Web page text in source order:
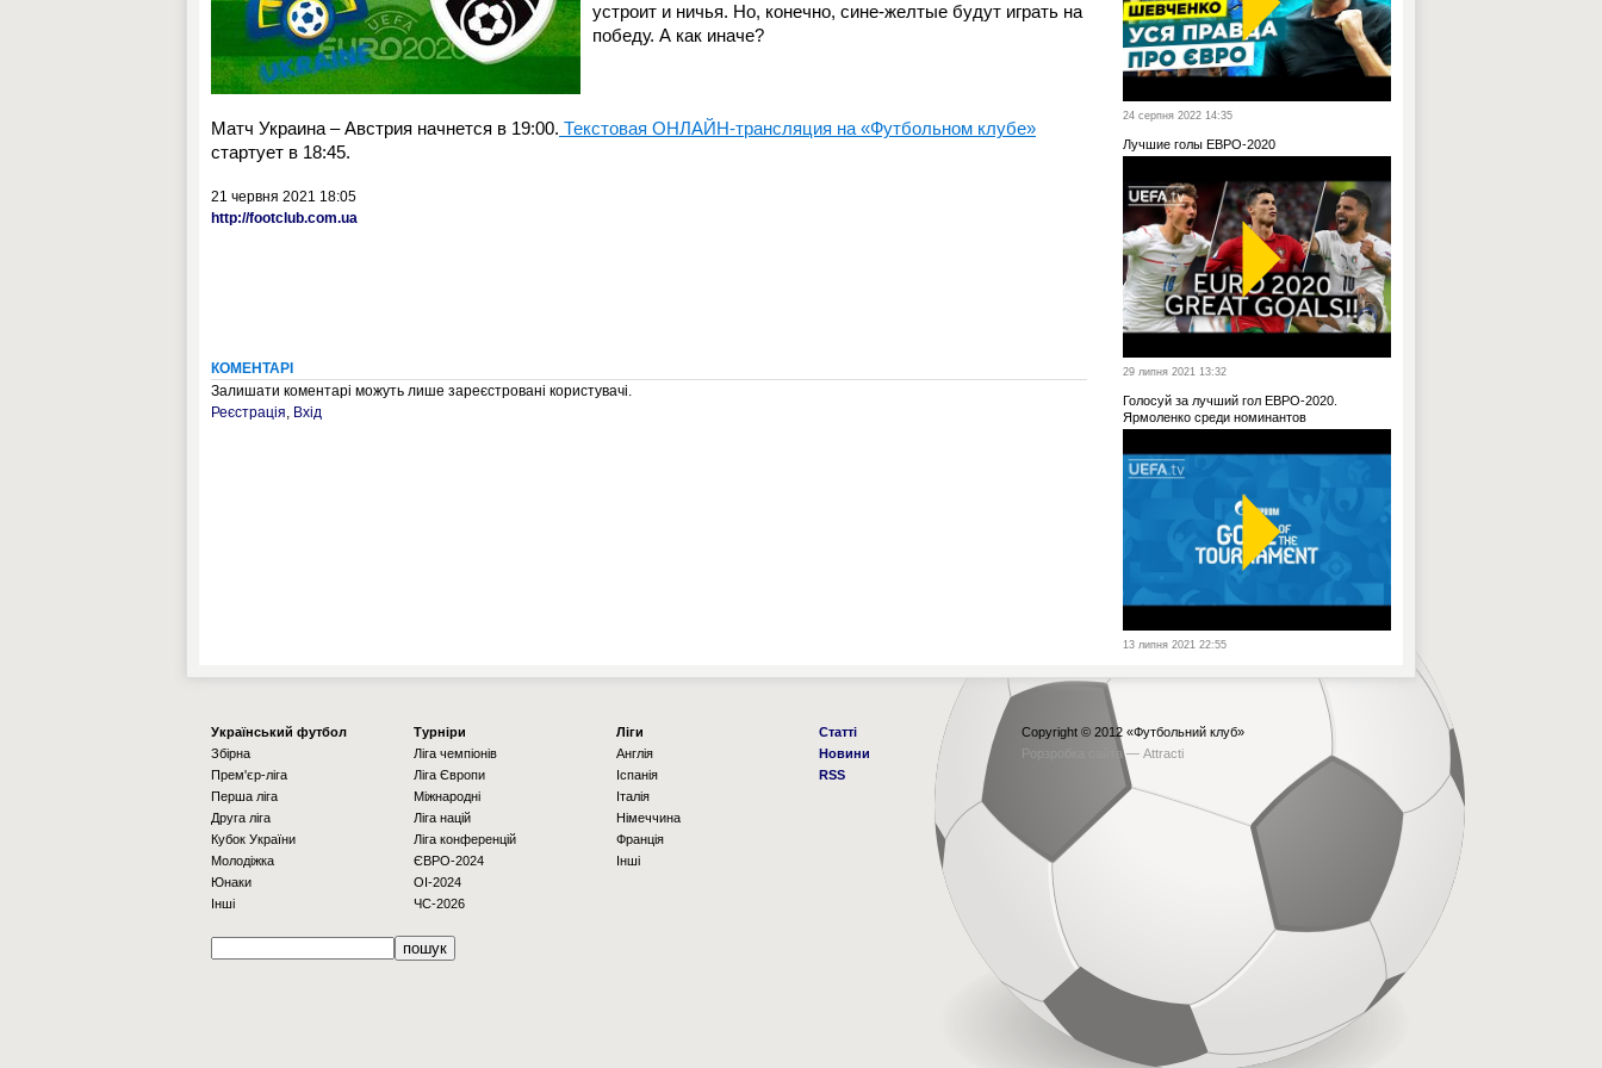
устроит и ничья. Но, конечно, сине-желтые будут играть на
победу. А как иначе?
Матч Украина – Австрия начнется в 19:00. Текстовая ОНЛАЙН-трансляция на «Футбольном клубе»
стартует в 18:45.
21 червня 2021 18:05
http://footclub.com.ua
КОМЕНТАРІ
Залишати коментарі можуть лише зареєстровані користувачі.
Реєстрація, Вхід
24 серпня 2022 14:35
Лучшие голы ЕВРО-2020
29 липня 2021 13:32
Голосуй за лучший гол ЕВРО-2020.
Ярмоленко среди номинантов
13 липня 2021 22:55
Українcький футбол
Збірна
Прем'єр-ліга
Перша ліга
Друга ліга
Кубок України
Молодіжка
Юнаки
Інші
Турніри
Ліга чемпіонів
Ліга Європи
Міжнародні
Ліга націй
Ліга конференцій
ЄВРО-2024
OI-2024
ЧС-2026
Ліги
Англія
Іспанія
Італія
Німеччина
Франція
Інші
Статті
Новини
RSS
Copyright © 2012 «Футбольний клуб»
Рорзробка сайта — Attracti